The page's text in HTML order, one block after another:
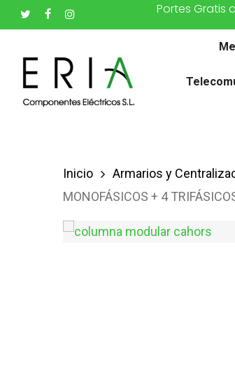
Saltar
al
contenido
principal
twitter facebookinstagram Portes Gratis
Inicio Armarios y
MONOFÁSICOS + 4